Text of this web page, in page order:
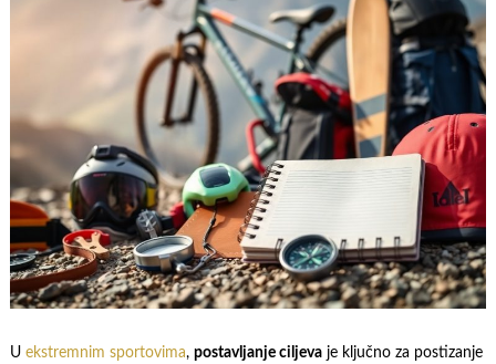
U ekstremnim sportovima, postavljanje ciljevaje ključno za postizanje